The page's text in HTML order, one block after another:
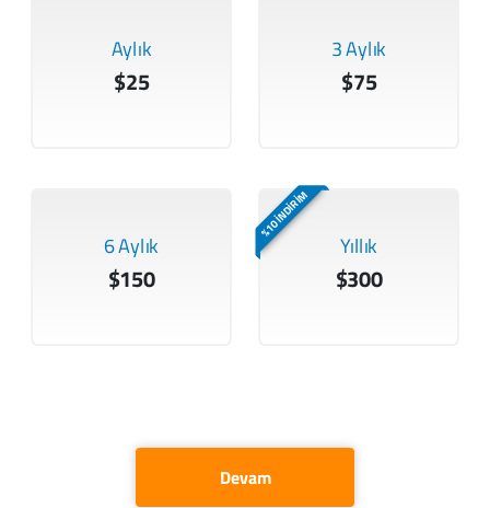
Aylık
$25
3 Aylık
$75
6 Aylık
$150
%10 İNDİRİM
Yıllık
$300
Devam